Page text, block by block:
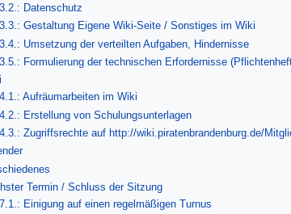
Datenschutz
Gestaltung Eigene Wiki-Seite / Sonstiges im Wiki
Umsetzung der verteilten Aufgaben, Hindernisse
Formulierung der technischen Erfordernisse
Aufräumarbeiten im Wiki
Erstellung von Schulungsunterlagen
Zugriffsrechte auf http://wiki.piratenbrandenburg.de/
Termin / Schluss der Sitzung
Einigung auf einen regelmäßigen Turnus